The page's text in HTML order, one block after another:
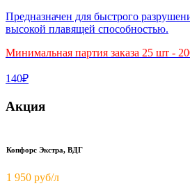
Предназначен для быстрого
высокой плавящей способностью.
Минимальная партия заказа 25 шт -
140₽
Акция
Копфорс Экстра, ВДГ
1 950 руб/л